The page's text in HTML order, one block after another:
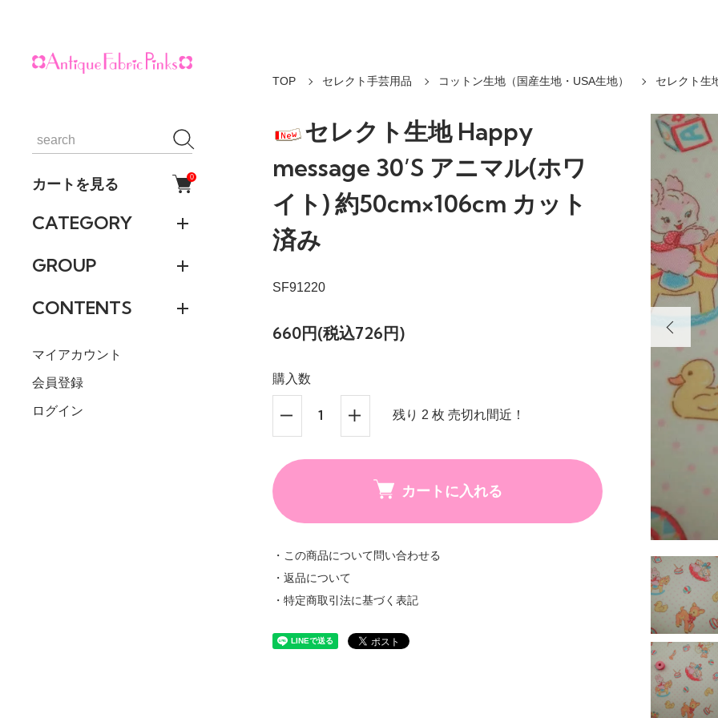
カートを見る 0
CATEGORY
GROUP
CONTENTS
マイアカウント
会員登録
ログイン
TOP セレクト手芸用品 コットン生地（国産生地・USA生地） セレクト生
セレクト生地 Happy
message 30’S アニマル(ホワ
イト) 約50cm×106cm カット
済み
SF91220
660円(税込726円)
購入数
残り 2 枚 売切れ間近！
カートに入れる
・この商品について問い合わせる
・返品について
・特定商取引法に基づく表記